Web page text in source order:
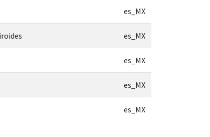
es_MX
es_MX
es_MX
es_MX
es_MX